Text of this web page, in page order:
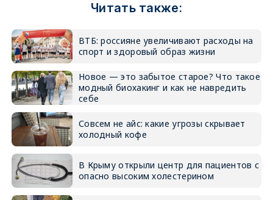
Читать также:
ВТБ: россияне увеличивают расходы на
спорт и здоровый образ жизни
Новое — это забытое старое? Что такое
модный биохакинг и как не навредить
себе
Совсем не айс: какие угрозы скрывает
холодный кофе
В Крыму открыли центр для пациентов с
опасно высоким холестерином